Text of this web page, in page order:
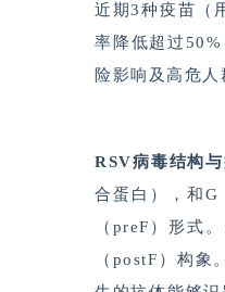
近期3种疫苗（
率降低超过
险影响及高危人
RSV病毒结构
合蛋白），和G
（preF）形式
（postF）构